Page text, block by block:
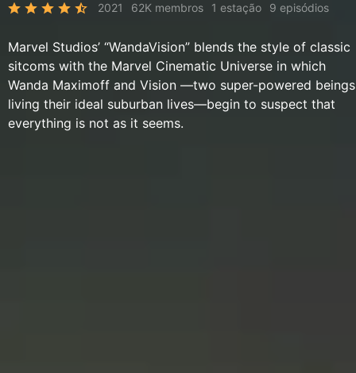
2021 62K membros 1 estação 9 episódios
Marvel Studios’ “WandaVision” blends the style of classic
sitcoms with the Marvel Cinematic Universe in which
Wanda Maximoff and Vision —two super-powered beings
living their ideal suburban lives—begin to suspect that
everything is not as it seems.